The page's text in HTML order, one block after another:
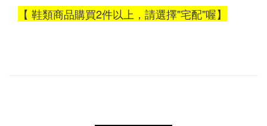
兒童款
兒童款 羽球鞋
【 鞋類商品購買2件以上，請選擇"宅配"喔】